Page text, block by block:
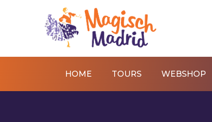
HOME TOURS WEBSHOP